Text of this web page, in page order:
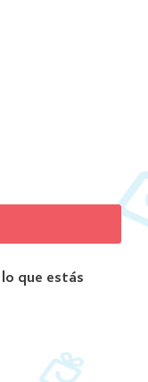
que estás